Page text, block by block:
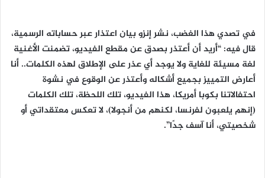
في تصدي هذا الغضب، نشر إنزو بيان اعتذار عبر حساباته الرسمية،
قال فيه: “أريد أن أعتذر بصدق عن مقطع الفيديو، تضمنت الأغنية
لغة مسيئة للغاية ولا يوجد أي عذر على الإطلاق لهذه الكلمات.. أنا
أعارض التمييز بجميع أشكاله وأعتذر عن الوقوع في نشوة
احتفالاتنا بكوبا أمريكا، هذا الفيديو، تلك اللحظة، تلك الكلمات
(إنهم يلعبون لفرنسا، لكنهم من أنجولا)، لا تعكس معتقداتي أو
شخصيتي، أنا آسف جدًا”.